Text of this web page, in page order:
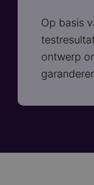
Op basis
ontwerp